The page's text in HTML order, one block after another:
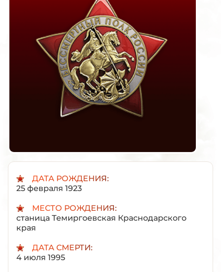
ДАТА РОЖДЕНИЯ:
25 февраля 1923
МЕСТО РОЖДЕНИЯ:
станица Темиргоевская Краснодарского
края
ДАТА СМЕРТИ:
4 июля 1995